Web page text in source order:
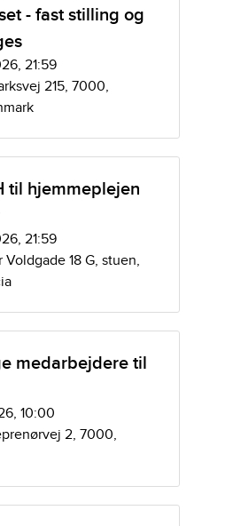
- fast stilling og
21:59
215, 7000,
til hjemmeplejen
21:59
18 G, stuen,
medarbejdere til
10:00
2, 7000,